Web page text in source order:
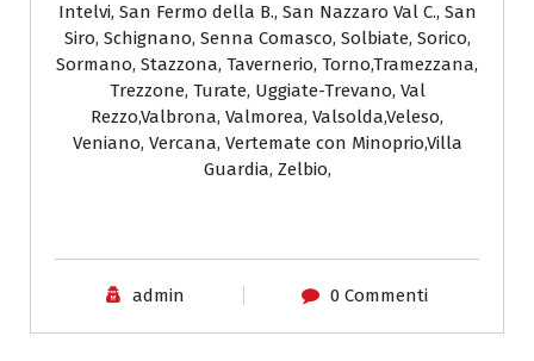
Intelvi, San Fermo della B., San Nazzaro Val C., San
Siro, Schignano, Senna Comasco, Solbiate, Sorico,
Sormano, Stazzona, Tavernerio, Torno,Tramezzana,
Trezzone, Turate, Uggiate-Trevano, Val
Rezzo,Valbrona, Valmorea, Valsolda,Veleso,
Veniano, Vercana, Vertemate con Minoprio,Villa
Guardia, Zelbio,
admin 0 Commenti